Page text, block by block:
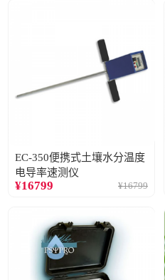
EC-350便携式土壤水分温度
电导率速测仪
¥16799 ¥16799